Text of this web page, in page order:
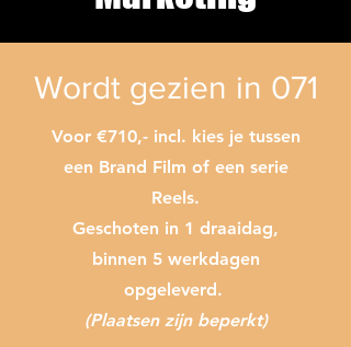
Wordt gezien in 071
Voor €710,- incl. kies je tussen
een Brand Film of een serie
Reels.
Geschoten in 1 draaidag,
binnen 5 werkdagen
opgeleverd. ​
(Plaatsen zijn beperkt)